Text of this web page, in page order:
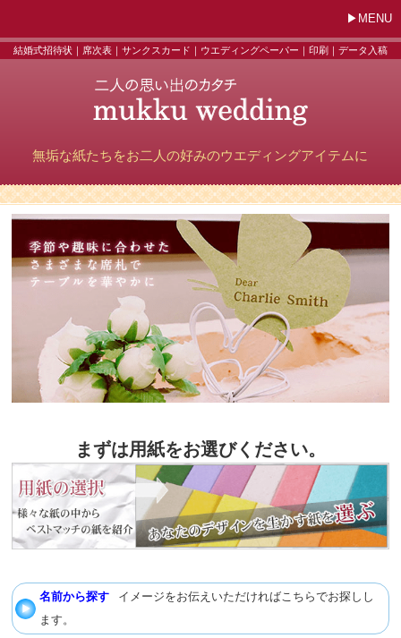
MENU
結婚式招待状｜席次表｜サンクスカード｜ウエディングペーパー｜印刷｜データ入稿
無垢な紙たちをお二人の好みのウエディングアイテムに
まずは用紙をお選びください。
名前から探す
イメージをお伝えいただければこちらでお探しし
ます。